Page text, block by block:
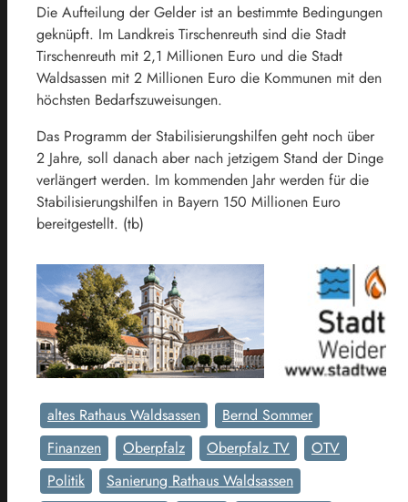
Die Aufteilung der Gelder ist an bestimmte Bedingungen
geknüpft. Im Landkreis Tirschenreuth sind die Stadt
Tirschenreuth mit 2,1 Millionen Euro und die Stadt
Waldsassen mit 2 Millionen Euro die Kommunen mit den
höchsten Bedarfszuweisungen.
Das Programm der Stabilisierungshilfen geht noch über
2 Jahre, soll danach aber nach jetzigem Stand der Dinge
verlängert werden. Im kommenden Jahr werden für die
Stabilisierungshilfen in Bayern 150 Millionen Euro
bereitgestellt. (tb)
altes Rathaus Waldsassen
Bernd Sommer
Finanzen
Oberpfalz Oberpfalz TV
OTV
Politik
Sanierung Rathaus Waldsassen